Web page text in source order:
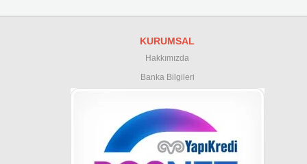
KURUMSAL
Hakkımızda
Banka Bilgileri